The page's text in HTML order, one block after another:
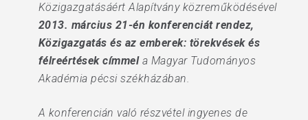
Közigazgatásáért Alapítvány közreműködésével
2013. március 21-én konferenciát rendez,
Közigazgatás és az emberek: törekvések és
félreértések címmela Magyar Tudományos
Akadémia pécsi székházában.
A konferencián való részvétel ingyenes de